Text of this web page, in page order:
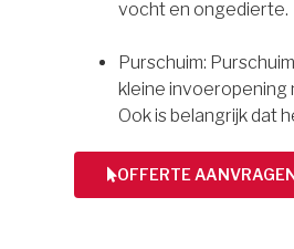
vocht en ongedierte.
Purschuim:
kleine invoeropening
Ook is belangrijk dat
OFFERTE